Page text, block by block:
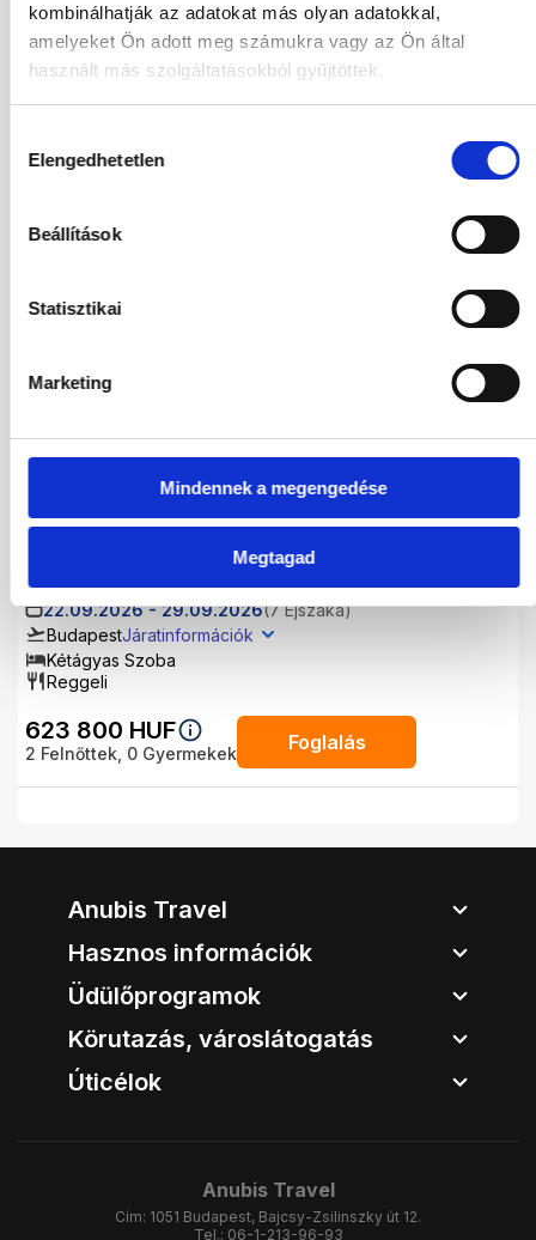
kombinálhatják az adatokat más olyan adatokkal,
amelyeket Ön adott meg számukra vagy az Ön által
használt más szolgáltatásokból gyűjtöttek.
kiválasztása
Elengedhetetlen
Beállítások
Statisztikai
Marketing
Mindennek a megengedése
Megtagad
Tartózkodási idő:
7-9 éjszaka
Ellátás
Válasszon szobá
Dec
2027
Feb Már
22.09.2026- 29.09.2026(7 Éjszaka)
BudapestJáratinformációk
Kétágyas Szoba
Reggeli
623 800 HUF
2 Felnőttek, 0 Gyermekek Foglalás
Anubis Travel
Hasznos információk
Üdülőprogramok
Körutazás, városlátogatás
Úticélok
Anubis Travel
Cím: 1051 Budapest, Bajcsy-Zsilinszky út 12.
Tel.: 06-1-213-96-93